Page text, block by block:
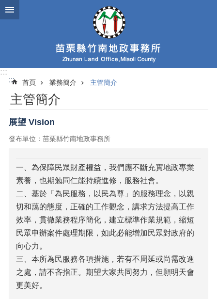
跳到主要內容區塊
:::
:::
首頁 業務簡介 主管簡介
主管簡介
展望 Vision
發布單位：苗栗縣竹南地政事務所
一、為保障民眾財產權益，我們應不斷充實地政專業
素養，也期勉同仁能持續進修，服務社會。
二、基於「為民服務，以民為尊」的服務理念，以親
切和藹的態度，正確的工作觀念，講求方法提高工作
效率，貫徹業務程序簡化，建立標準作業規範，縮短
民眾申辦案件處理期限，如此必能增加民眾對政府的
向心力。
三、本所為民服務各項措施，若有不周延或尚需改進
之處，請不吝指正。期望大家共同努力，但願明天會
更美好。